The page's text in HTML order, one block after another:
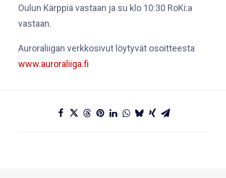
Oulun Kärppiä vastaan ja su klo 10:30 RoKi:a
vastaan.
Auroraliigan verkkosivut löytyvät osoitteesta
www.auroraliiga.fi